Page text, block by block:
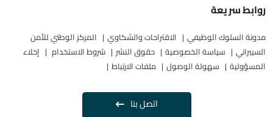
روابط سريعة
مدونة السلوك الوظيفي الاقتراحات والشكاوي
المركز الوطني للأمن
السيبراني
سياسة الخصوصية حقوق النشر شروط الاستخدام
إخلاء
المسؤولية
سهولة الوصول ملفات الارتباط
اتصل بنا